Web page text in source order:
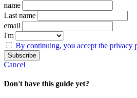
name
Last name
email
I'm
By continuing, you accept the privacy
Cancel
Don't have this guide yet?